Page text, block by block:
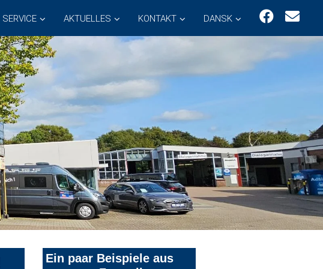
SERVICE AKTUELLES KONTAKT DANSK
Ein paar Beispiele aus